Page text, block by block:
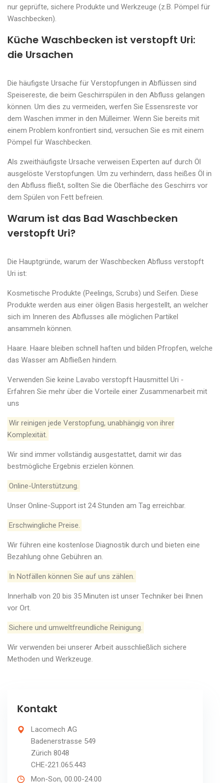
nur geprüfte, sichere Produkte und Werkzeuge (z.B. Pömpel für
Waschbecken).
Küche Waschbecken ist verstopft Uri:
die Ursachen
Die häufigste Ursache für Verstopfungen in Abflüssen sind
Speisereste, die beim Geschirrspülen in den Abfluss gelangen
können. Um dies zu vermeiden, werfen Sie Essensreste vor
dem Waschen immer in den Mülleimer. Wenn Sie bereits mit
einem Problem konfrontiert sind, versuchen Sie es mit einem
Pömpel für Waschbecken.
Als zweithäufigste Ursache verweisen Experten auf durch Öl
ausgelöste Verstopfungen. Um zu verhindern, dass heißes Öl in
den Abfluss fließt, sollten Sie die Oberfläche des Geschirrs vor
dem Spülen von Fett befreien.
Warum ist das Bad Waschbecken
verstopft Uri?
Die Hauptgründe, warum der Waschbecken Abfluss verstopft
Uri ist:
Kosmetische Produkte (Peelings, Scrubs) und Seifen. Diese
Produkte werden aus einer öligen Basis hergestellt, an welcher
sich im Inneren des Abflusses alle möglichen Partikel
ansammeln können.
Haare. Haare bleiben schnell haften und bilden Pfropfen, welche
das Wasser am Abfließen hindern.
Verwenden Sie keine Lavabo verstopft Hausmittel Uri -
Erfahren Sie mehr über die Vorteile einer Zusammenarbeit mit
uns
Wir reinigen jede Verstopfung, unabhängig von ihrer
Komplexität.
Wir sind immer vollständig ausgestattet, damit wir das
bestmögliche Ergebnis erzielen können.
Online-Unterstützung.
Unser Online-Support ist 24 Stunden am Tag erreichbar.
Erschwingliche Preise.
Wir führen eine kostenlose Diagnostik durch und bieten eine
Bezahlung ohne Gebühren an.
In Notfällen können Sie auf uns zählen.
Innerhalb von 20 bis 35 Minuten ist unser Techniker bei Ihnen
vor Ort.
Sichere und umweltfreundliche Reinigung.
Wir verwenden bei unserer Arbeit ausschließlich sichere
Methoden und Werkzeuge.
Kontakt
Lacomech AG
Badenerstrasse 549
Zürich 8048
CHE-221.065.443
Mon-Son, 00.00-24.00